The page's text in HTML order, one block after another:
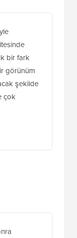
bir fark
şekilde
çok
web
Ama bu